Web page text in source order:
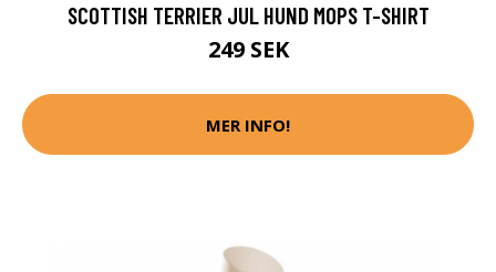
SCOTTISH TERRIER JUL HUND MOPS T-SHIRT
249 SEK
MER INFO!